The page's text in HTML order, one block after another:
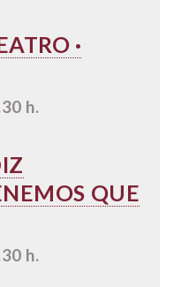
·
h.
QUE
h.